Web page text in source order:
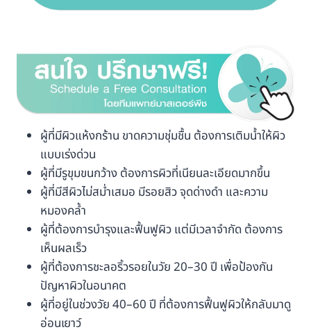
ผู้ที่มีผิวแห้งกร้าน ขาดความชุ่มชื้น ต้องการเติมน้ำให้ผิว
แบบเร่งด่วน
ผู้ที่มีรูขุมขนกว้าง ต้องการผิวที่เนียนละเอียดมากขึ้น
ผู้ที่มีสีผิวไม่สม่ำเสมอ มีรอยสิว จุดด่างดำ และความ
หมองคล้ำ
ผู้ที่ต้องการบำรุงและฟื้นฟูผิว แต่มีเวลาจำกัด ต้องการ
เห็นผลเร็ว
ผู้ที่ต้องการชะลอริ้วรอยในวัย 20–30 ปี เพื่อป้องกัน
ปัญหาผิวในอนาคต
ผู้ที่อยู่ในช่วงวัย 40–60 ปี ที่ต้องการฟื้นฟูผิวให้กลับมาดู
อ่อนเยาว์